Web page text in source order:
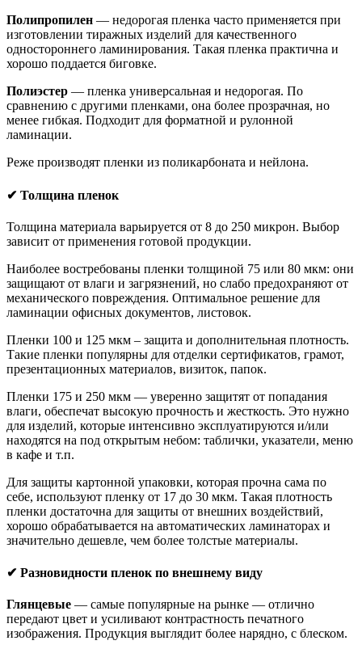
Полипропилен — недорогая пленка часто применяется при
изготовлении тиражных изделий для качественного
одностороннего ламинирования. Такая пленка практична и
хорошо поддается биговке.
Полиэстер — пленка универсальная и недорогая. По
сравнению с другими пленками, она более прозрачная, но
менее гибкая. Подходит для форматной и рулонной
ламинации.
Реже производят пленки из поликарбоната и нейлона.
✔ Толщина пленок
Толщина материала варьируется от 8 до 250 микрон. Выбор
зависит от применения готовой продукции.
Наиболее востребованы пленки толщиной 75 или 80 мкм: они
защищают от влаги и загрязнений, но слабо предохраняют от
механического повреждения. Оптимальное решение для
ламинации офисных документов, листовок.
Пленки 100 и 125 мкм – защита и дополнительная плотность.
Такие пленки популярны для отделки сертификатов, грамот,
презентационных материалов, визиток, папок.
Пленки 175 и 250 мкм — уверенно защитят от попадания
влаги, обеспечат высокую прочность и жесткость. Это нужно
для изделий, которые интенсивно эксплуатируются и/или
находятся на под открытым небом: таблички, указатели, меню
в кафе и т.п.
Для защиты картонной упаковки, которая прочна сама по
себе, используют пленку от 17 до 30 мкм. Такая плотность
пленки достаточна для защиты от внешних воздействий,
хорошо обрабатывается на автоматических ламинаторах и
значительно дешевле, чем более толстые материалы.
✔ Разновидности пленок по внешнему виду
Глянцевые — самые популярные на рынке — отлично
передают цвет и усиливают контрастность печатного
изображения. Продукция выглядит более нарядно, с блеском.